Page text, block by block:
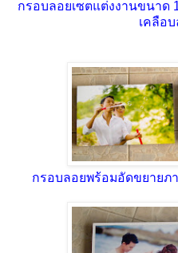
กรอบลอยเซตแต่งงานขนาด
เคลือ
กรอบลอยพร้อมอัดขยายภ